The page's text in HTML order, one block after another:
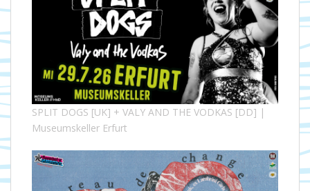
SPLIT DOGS [UK] + VALY AND THE VODKAS [DD] |
Museumskeller Erfurt